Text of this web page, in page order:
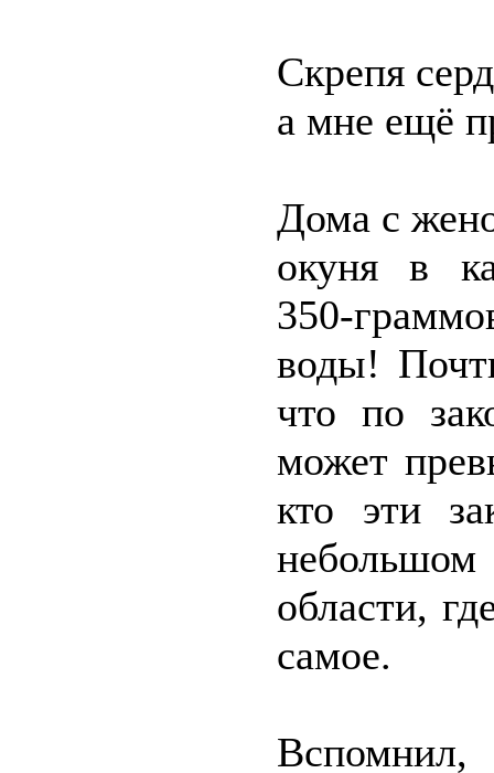
Скрепя
а мне ещё
Дома с
окуня в
350-
воды!
что по
может
кто эти
области,
самое.